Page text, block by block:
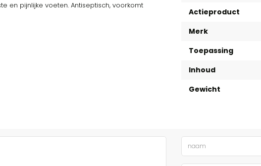
en pijnlijke voeten. Antiseptisch, voorkomt
Actieproduct
Merk
Toepassing
Inhoud
Gewicht